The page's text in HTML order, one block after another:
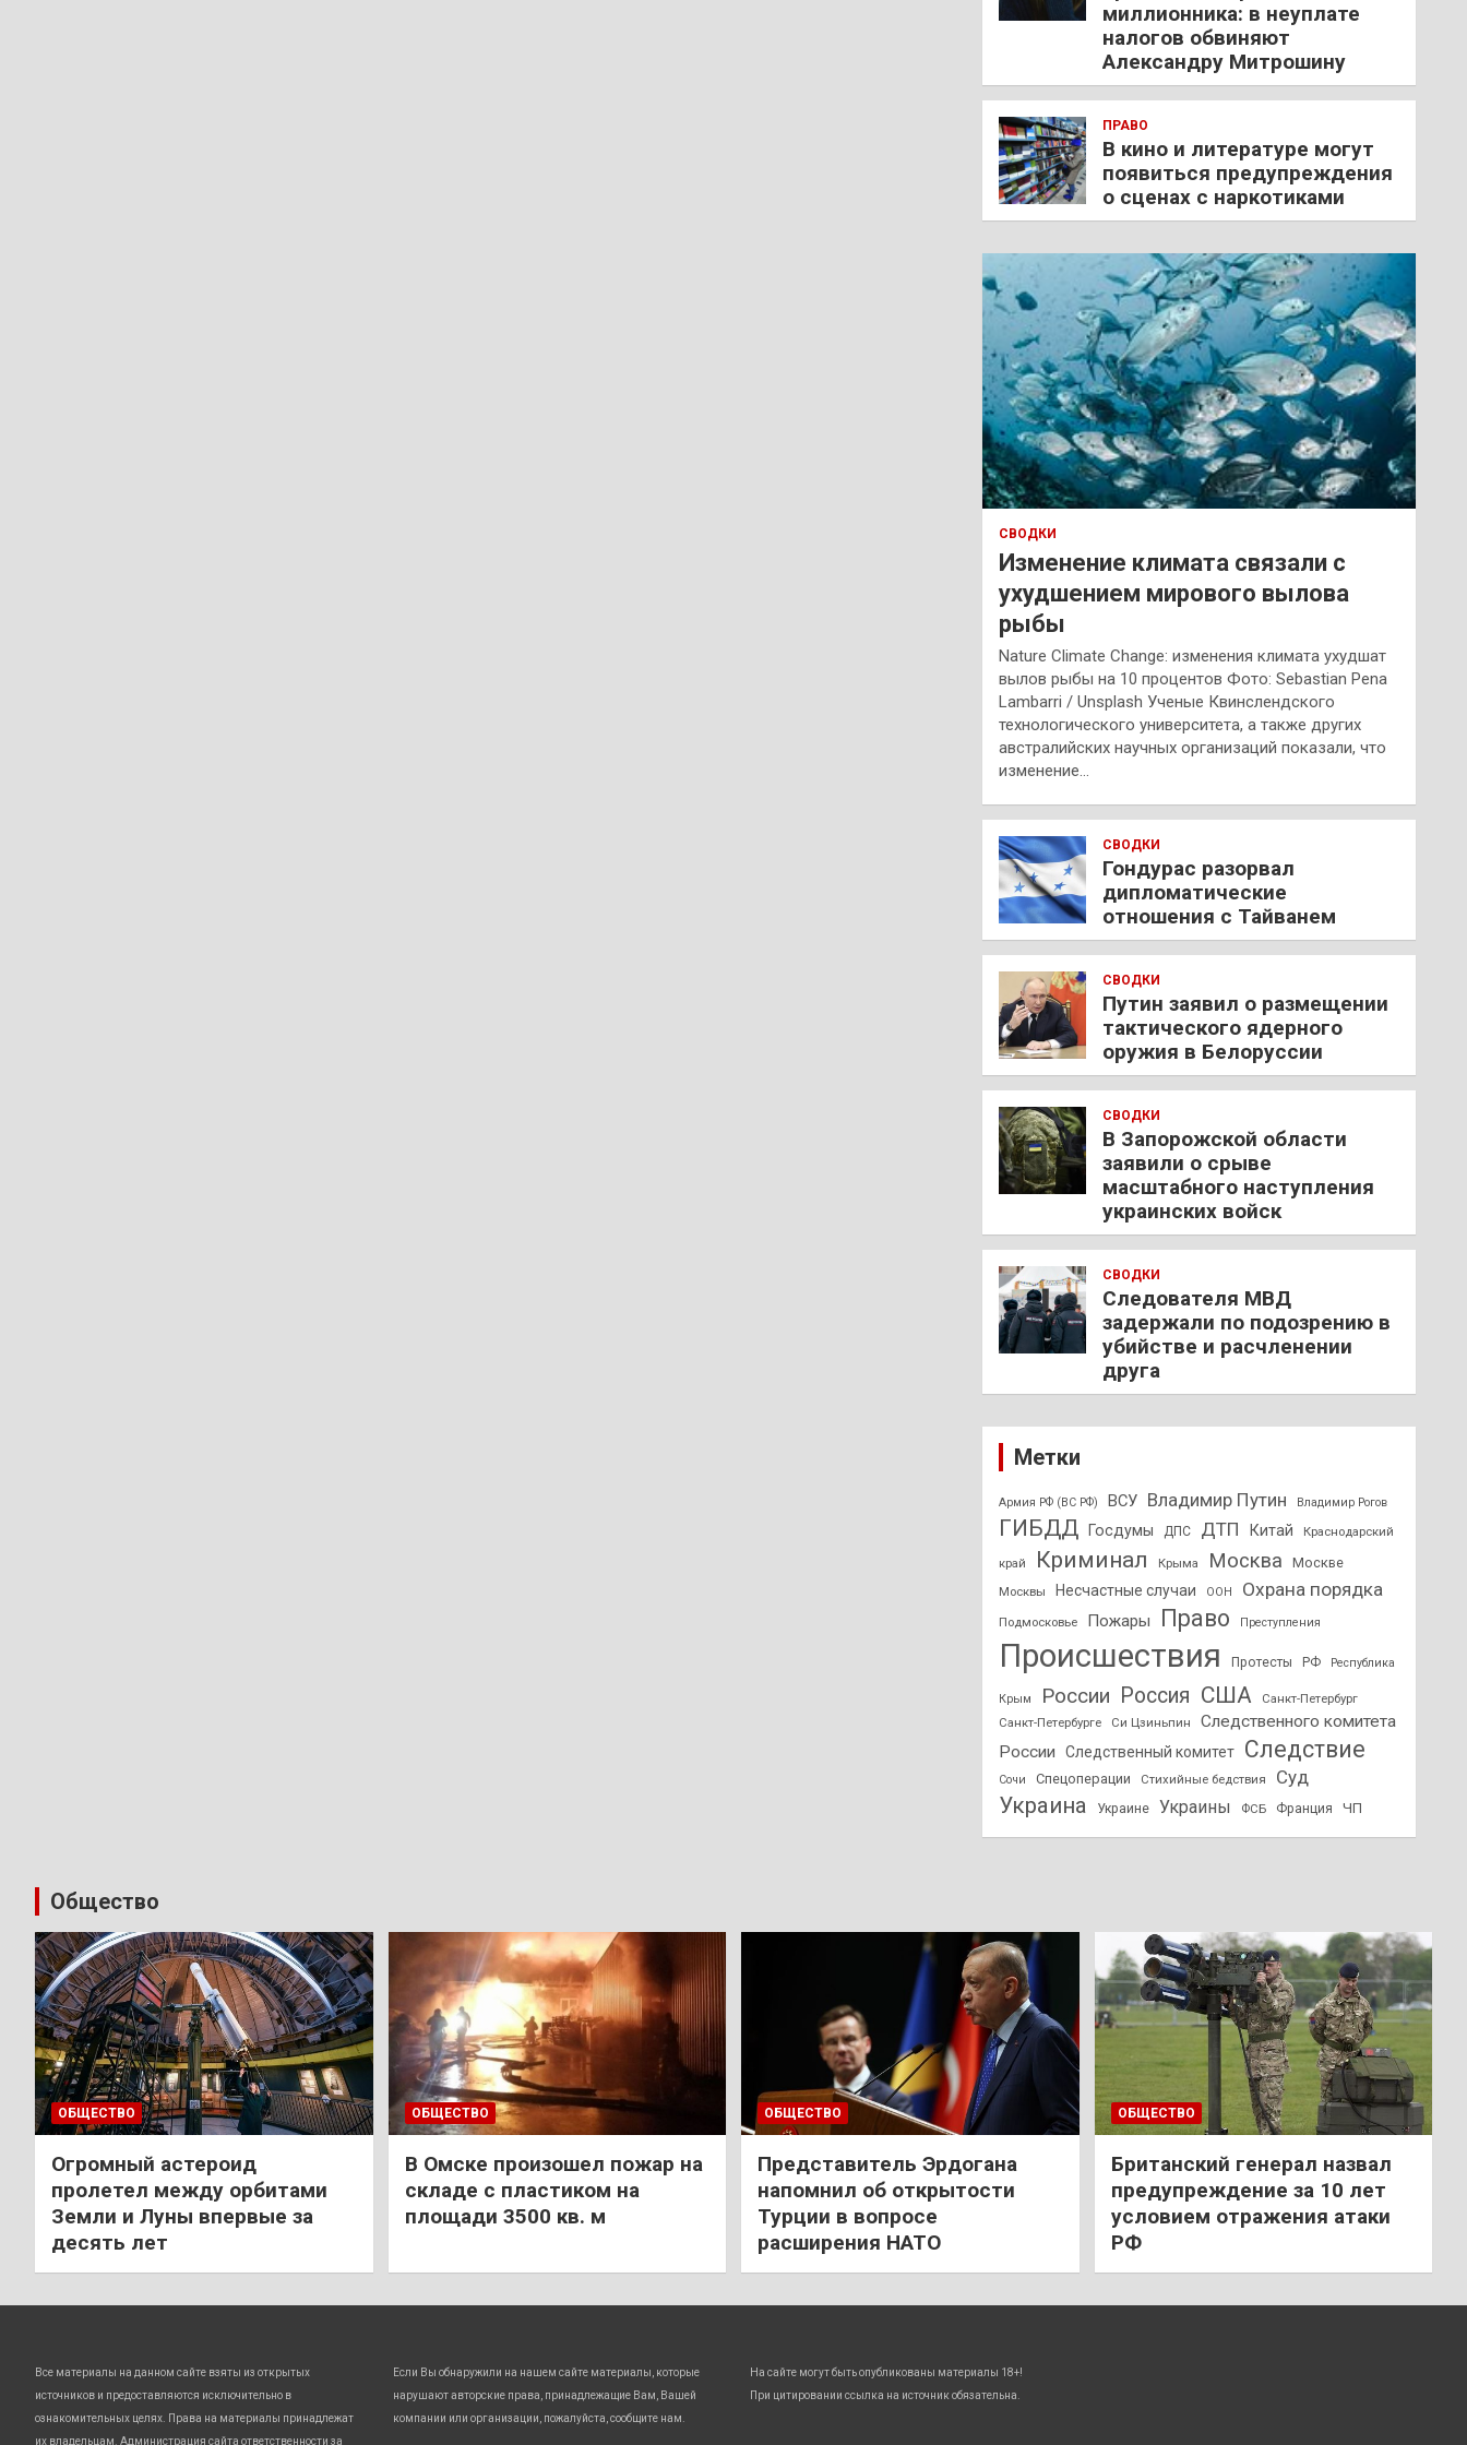
миллионника: в неуплате
налогов обвиняют
Александру Митрошину
ПРАВО
В кино и литературе могут
появиться предупреждения
о сценах с наркотиками
СВОДКИ
Изменение климата связали с
ухудшением мирового вылова
рыбы
Nature Climate Change: изменения климата ухудшат
вылов рыбы на 10 процентов Фото: Sebastian Pena
Lambarri / Unsplash Ученые Квинслендского
технологического университета, а также других
австралийских научных организаций показали, что
изменение…
СВОДКИ
Гондурас разорвал
дипломатические
отношения с Тайванем
СВОДКИ
Путин заявил о размещении
тактического ядерного
оружия в Белоруссии
СВОДКИ
В Запорожской области
заявили о срыве
масштабного наступления
украинских войск
СВОДКИ
Следователя МВД
задержали по подозрению в
убийстве и расчленении
друга
Метки
Армия РФ (ВС РФ) ВСУ Владимир Путин Владимир Рогов
ГИБДД Госдумы ДПС ДТП Китай Краснодарский
край Криминал Крыма Москва Москве
Москвы Несчастные случаи ООН Охрана порядка
Подмосковье Пожары Право Преступления
Происшествия Протесты РФ Республика
Крым России Россия США
Санкт-Петербург
Санкт-Петербурге
Си Цзиньпин
Следственного комитета
России
Следственный комитет Следствие
Сочи Спецоперации Стихийные бедствия Суд
Украина Украине Украины ФСБ Франция ЧП
Общество
ОБЩЕСТВО
Огромный астероид
пролетел между орбитами
Земли и Луны впервые за
десять лет
ОБЩЕСТВО
В Омске произошел пожар на
складе с пластиком на
площади 3500 кв. м
ОБЩЕСТВО
Представитель Эрдогана
напомнил об открытости
Турции в вопросе
расширения НАТО
ОБЩЕСТВО
Британский генерал назвал
предупреждение за 10 лет
условием отражения атаки
РФ
Все материалы на данном сайте взяты из открытых
источников и предоставляются исключительно в
ознакомительных целях. Права на материалы принадлежат
их владельцам. Администрация сайта ответственности за
Если Вы обнаружили на нашем сайте материалы, которые
нарушают авторские права, принадлежащие Вам, Вашей
компании или организации, пожалуйста, сообщите нам.
На сайте могут быть опубликованы материалы 18+!
При цитировании ссылка на источник обязательна.